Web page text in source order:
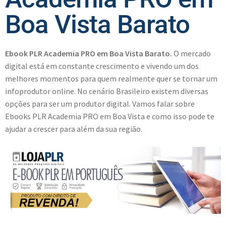
Boa Vista Barato
Ebook PLR Academia PRO em Boa Vista Barato. O mercado
digital está em constante crescimento e vivendo um dos
melhores momentos para quem realmente quer se tornar um
infoprodutor online. No cenário Brasileiro existem diversas
opções para ser um produtor digital. Vamos falar sobre
Ebooks PLR Academia PRO em Boa Vista e como isso pode te
ajudar a crescer para além da sua região.